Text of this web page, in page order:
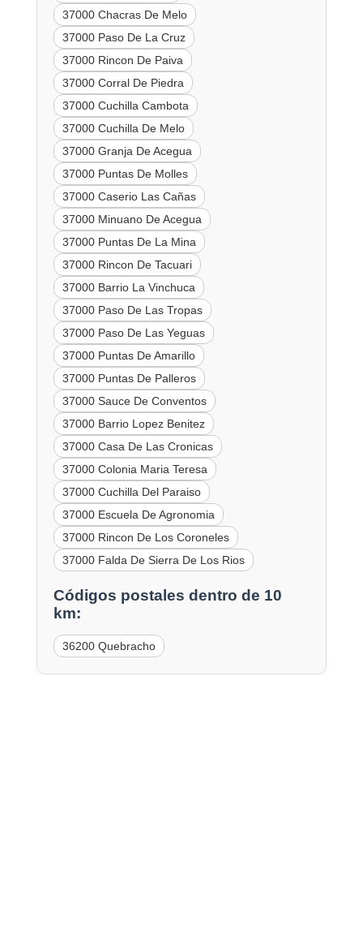
37000 Chacras De Melo
37000 Paso De La Cruz
37000 Rincon De Paiva
37000 Corral De Piedra
37000 Cuchilla Cambota
37000 Cuchilla De Melo
37000 Granja De Acegua
37000 Puntas De Molles
37000 Caserio Las Cañas
37000 Minuano De Acegua
37000 Puntas De La Mina
37000 Rincon De Tacuari
37000 Barrio La Vinchuca
37000 Paso De Las Tropas
37000 Paso De Las Yeguas
37000 Puntas De Amarillo
37000 Puntas De Palleros
37000 Sauce De Conventos
37000 Barrio Lopez Benitez
37000 Casa De Las Cronicas
37000 Colonia Maria Teresa
37000 Cuchilla Del Paraiso
37000 Escuela De Agronomia
37000 Rincon De Los Coroneles
37000 Falda De Sierra De Los Rios
Códigos postales dentro de 10
km:
36200 Quebracho